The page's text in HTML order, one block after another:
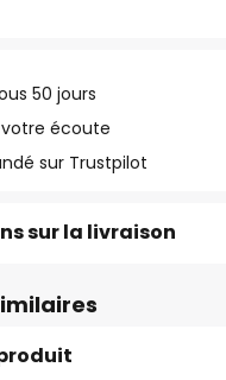
50 jours
votre écoute
sur Trustpilot
sur la livraison